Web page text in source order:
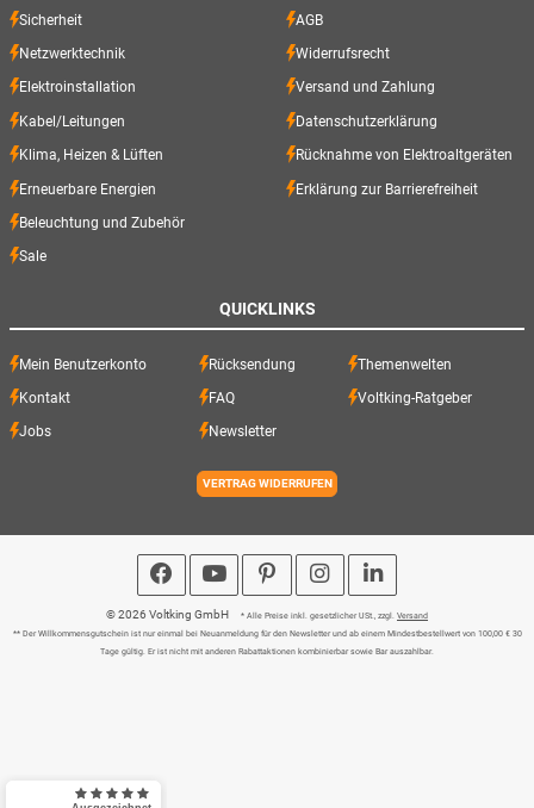
Sicherheit
Netzwerktechnik
Elektroinstallation
Kabel/Leitungen
Klima, Heizen & Lüften
Erneuerbare Energien
Beleuchtung und Zubehör
Sale
AGB
Widerrufsrecht
Versand und Zahlung
Datenschutzerklärung
Rücknahme von Elektroaltgeräten
Erklärung zur Barrierefreiheit
QUICKLINKS
Mein Benutzerkonto Rücksendung Themenwelten
Kontakt FAQ Voltking-Ratgeber
Jobs Newsletter
VERTRAG WIDERRUFEN
© 2026 Voltking GmbH * Alle Preise inkl. gesetzlicher USt., zzgl. Versand
** Der Willkommensgutschein ist nur einmal bei Neuanmeldung für den Newsletter und ab einem Mindestbestellwert von 100,00 € 30
Tage gültig. Er ist nicht mit anderen Rabattaktionen kombinierbar sowie Bar auszahlbar.